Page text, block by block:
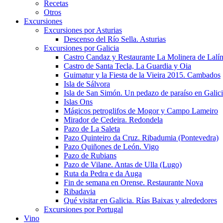
Recetas
Otros
Excursiones
Excursiones por Asturias
Descenso del Río Sella. Asturias
Excursiones por Galicia
Castro Candaz y Restaurante La Molinera de Lalín
Castro de Santa Tecla, La Guardia y Oia
Guimatur y la Fiesta de la Vieira 2015. Cambados
Isla de Sálvora
Isla de San Simón. Un pedazo de paraíso en
Islas Ons
Mágicos petroglifos de Mogor y Campo Lameiro
Mirador de Cedeira. Redondela
Pazo de La Saleta
Pazo Quinteiro da Cruz. Ribadumia (Pontevedra)
Pazo Quiñones de León. Vigo
Pazo de Rubians
Pazo de Vilane. Antas de Ulla (Lugo)
Ruta da Pedra e da Auga
Fin de semana en Orense. Restaurante Nova
Ribadavia
Qué visitar en Galicia. Rías Baixas y alrededores
Excursiones por Portugal
Vino